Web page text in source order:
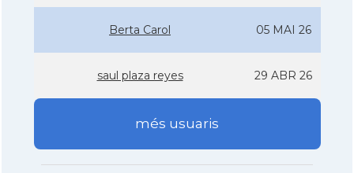
Berta Carol 05 MAI 26
saul plaza reyes 29 ABR 26
més usuaris